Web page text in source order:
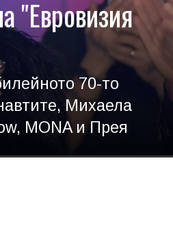
"Евровизия
70-то
Михаела
MONA и Прея